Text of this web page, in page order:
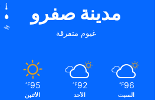
مدينة صفرو
غيوم متفرقة
96
℉
السبت
92
℉
الأحد
95
℉
الأثنين